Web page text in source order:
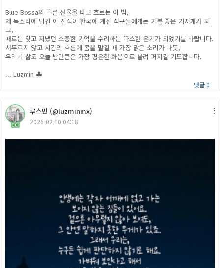
Blue Bossa의 푸른 선율을 타고 흐르는 이 밤,
제 목소리에 담긴 이 진심이 한국에 계신 식구들에게는 기분 좋은 기지개가 되
고,
때로는 잊고 지냈던 소중한 기억을 수리하는 따스한 온기가 되었기를 바랍니다.
서두르지 않고 시간의 흐름에 몸을 맡길 때 가장 맑은 소리가 나듯,
우리네 삶도 오늘 밤만큼은 가장 평온한 화음으로 울려 퍼지길 기도합니다.
... Luzmin ♣
댓글 0
30
루스민 (@luzminmx)
2026-02-10 04:18